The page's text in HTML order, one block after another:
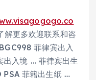
解更多欢迎联系和咨
菲律宾出入
出入境 … 菲律宾出生
菲籍出生纸 …